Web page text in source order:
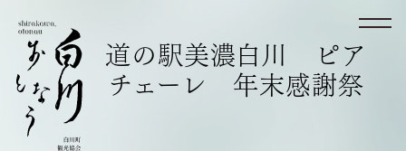
道の駅美濃白川 ピア
チェーレ 年末感謝祭